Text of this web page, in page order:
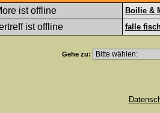
Boilie &
falle
Gehe zu: